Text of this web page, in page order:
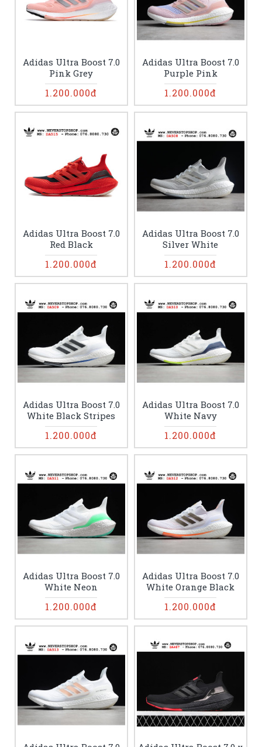
Adidas Ultra Boost 7.0
Pink Grey
1.200.000đ
Adidas Ultra Boost 7.0
Purple Pink
1.200.000đ
Adidas Ultra Boost 7.0
Red Black
1.200.000đ
Adidas Ultra Boost 7.0
Silver White
1.200.000đ
Adidas Ultra Boost 7.0
White Black Stripes
1.200.000đ
Adidas Ultra Boost 7.0
White Navy
1.200.000đ
Adidas Ultra Boost 7.0
White Neon
1.200.000đ
Adidas Ultra Boost 7.0
White Orange Black
1.200.000đ